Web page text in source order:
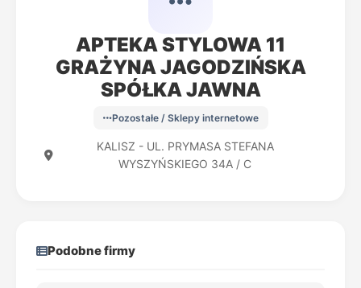
APTEKA STYLOWA 11
GRAŻYNA JAGODZIŃSKA
SPÓŁKA JAWNA
Pozostałe / Sklepy internetowe
KALISZ - UL. PRYMASA STEFANA
WYSZYŃSKIEGO 34A / C
Podobne firmy